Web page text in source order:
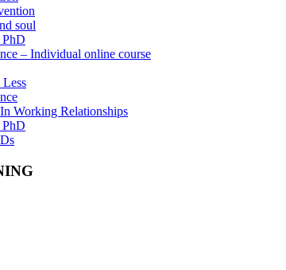
soul
– Individual online course
Less
Working Relationships